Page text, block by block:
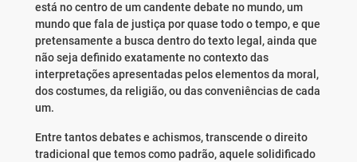
está no centro de um candente debate no mundo, um
mundo que fala de justiça por quase todo o tempo, e que
pretensamente a busca dentro do texto legal, ainda que
não seja definido exatamente no contexto das
interpretações apresentadas pelos elementos da moral,
dos costumes, da religião, ou das conveniências de cada
um.
Entre tantos debates e achismos, transcende o direito
tradicional que temos como padrão, aquele solidificado